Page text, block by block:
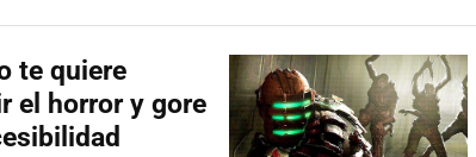
te quiere
el horror y gore